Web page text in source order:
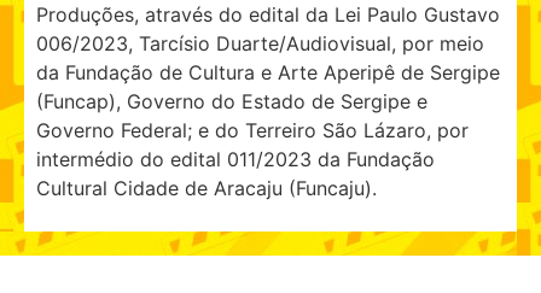
Produções, através do edital da Lei Paulo Gustavo
006/2023, Tarcísio Duarte/Audiovisual, por meio
da Fundação de Cultura e Arte Aperipê de Sergipe
(Funcap), Governo do Estado de Sergipe e
Governo Federal; e do Terreiro São Lázaro, por
intermédio do edital 011/2023 da Fundação
Cultural Cidade de Aracaju (Funcaju).